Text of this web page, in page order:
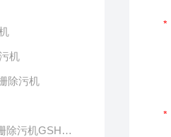
机
除污机
机GSHZ-1000